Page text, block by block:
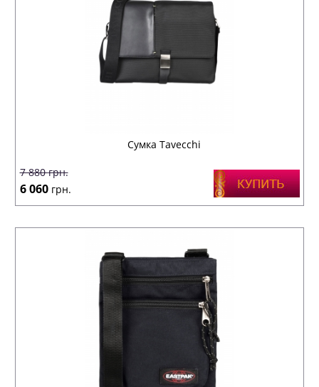
Сумка Tavecchi
7 880грн.
6 060 грн.